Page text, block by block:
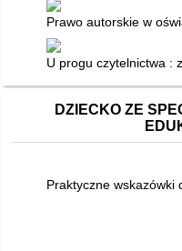
Prawo autorskie w
U progu czytelnictwa :
DZIECKO ZE
Praktyczne wskazówki